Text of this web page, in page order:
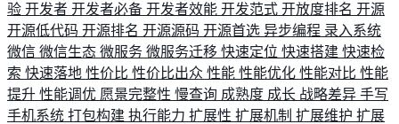
验 开发者 开发者必备 开发者效能 开发范式 开放度排名 开源
开源低代码 开源排名 开源源码 开源首选 异步编程 录入系统
微信 微信生态 微服务 微服务迁移 快速定位 快速搭建 快速检
索 快速落地 性价比 性价比出众 性能 性能优化 性能对比 性能
提升 性能调优 愿景完整性 慢查询 成熟度 成长 战略差异 手写
手机系统 打包构建 执行能力 扩展性 扩展机制 扩展维护 扩展